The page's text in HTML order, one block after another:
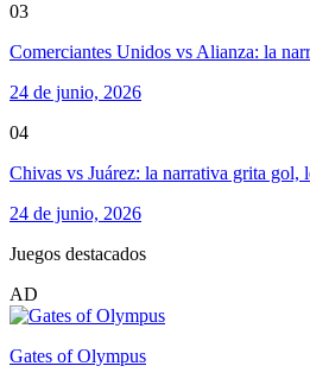
03
Comerciantes Unidos vs Alianza: la
24 de junio, 2026
04
Chivas vs Juárez: la narrativa grita gol,
24 de junio, 2026
Juegos destacados
AD
Gates of Olympus